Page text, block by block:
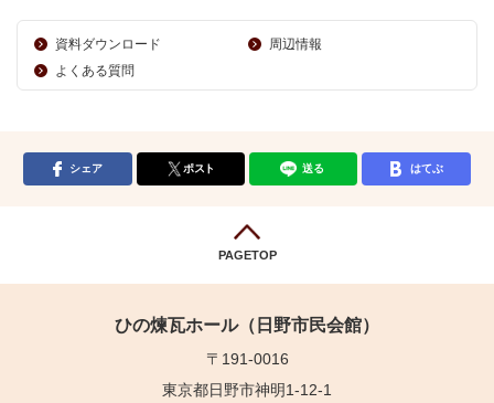
資料ダウンロード
周辺情報
よくある質問
シェア ポスト 送る はてぶ
PAGETOP
ひの煉瓦ホール（日野市民会館）
〒191-0016
東京都日野市神明1-12-1